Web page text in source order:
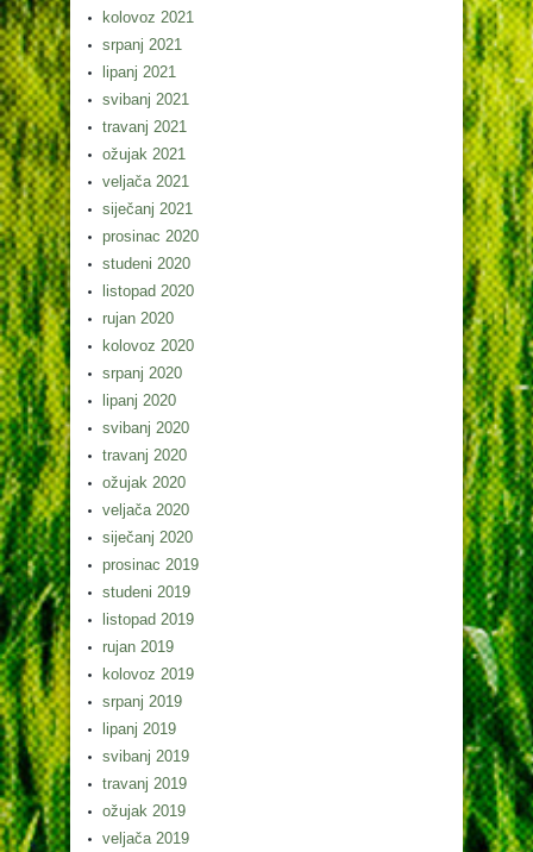
kolovoz 2021
srpanj 2021
lipanj 2021
svibanj 2021
travanj 2021
ožujak 2021
veljača 2021
siječanj 2021
prosinac 2020
studeni 2020
listopad 2020
rujan 2020
kolovoz 2020
srpanj 2020
lipanj 2020
svibanj 2020
travanj 2020
ožujak 2020
veljača 2020
siječanj 2020
prosinac 2019
studeni 2019
listopad 2019
rujan 2019
kolovoz 2019
srpanj 2019
lipanj 2019
svibanj 2019
travanj 2019
ožujak 2019
veljača 2019